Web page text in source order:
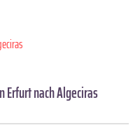
Erfurt nach Algeciras